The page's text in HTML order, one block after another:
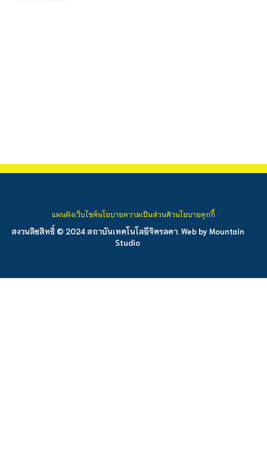
สงวนลิขสิทธิ์ © 2024 สถาบันเทคโนโลยีจิตรลดา. Web by Mountain
Studio
แผนผังเว็บไซต์นโยบายความเป็นส่วนตัวนโยบายคุกกี้